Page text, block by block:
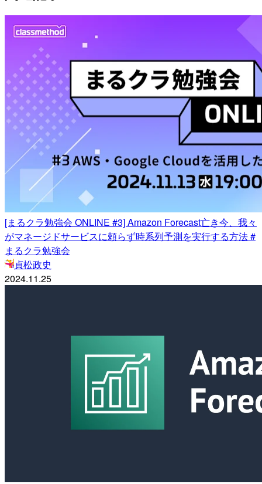
[まるクラ勉強会 ONLINE #3] Amazon Forecast亡き今、我々
がマネージドサービスに頼らず時系列予測を実行する方法 #
まるクラ勉強会
貞松政史
2024.11.25